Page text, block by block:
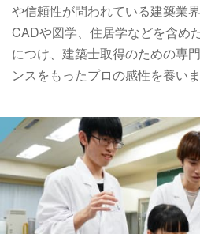
や信頼性が問われている建築業
CADや図学、住居学などを含め
につけ、建築士取得のための専
ンスをもったプロの感性を養いま